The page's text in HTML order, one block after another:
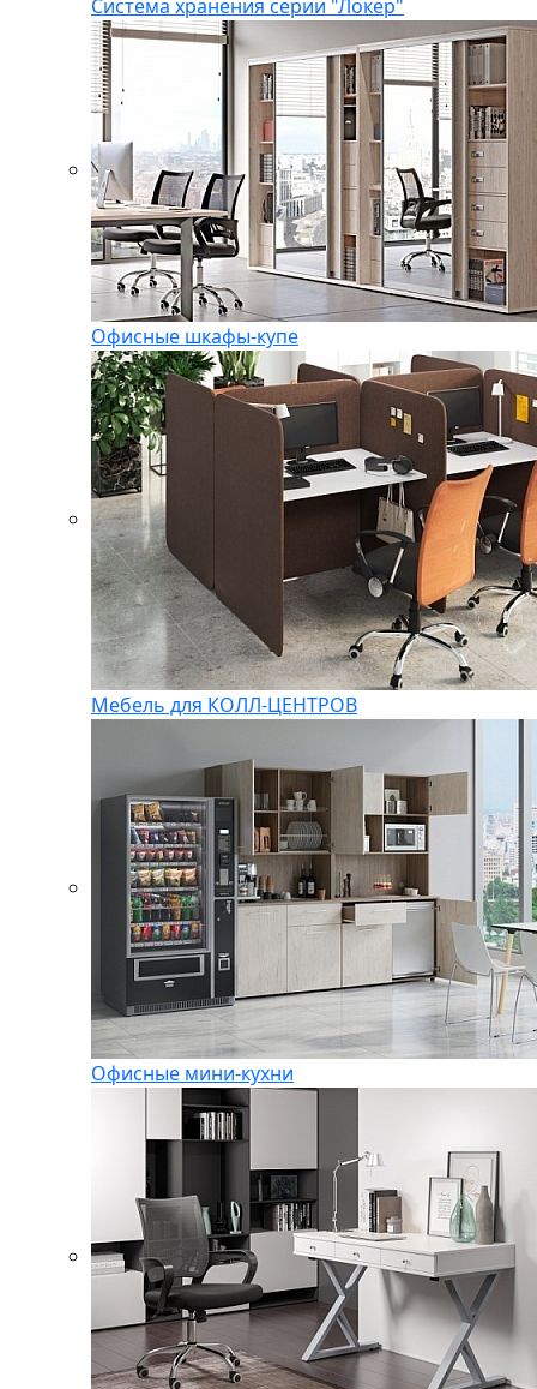
Система хранения серии "Локер"
Офисные шкафы-купе
Мебель для КОЛЛ-ЦЕНТРОВ
Офисные мини-кухни